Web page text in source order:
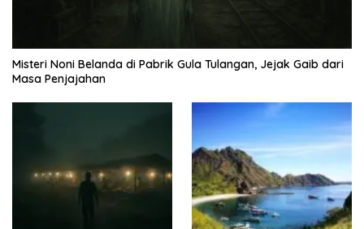
Misteri Noni Belanda di Pabrik Gula Tulangan, Jejak Gaib dari
Masa Penjajahan